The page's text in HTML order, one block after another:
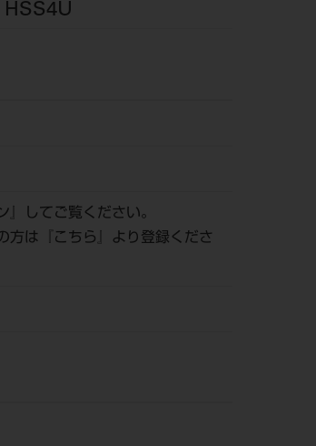
』してご覧ください。
方は『
こちら
』より登録くださ